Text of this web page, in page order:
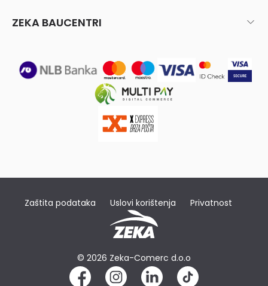
ZEKA BAUCENTRI
Zaštita podataka Uslovi korištenja Privatnost
© 2026 Zeka-Comerc d.o.o